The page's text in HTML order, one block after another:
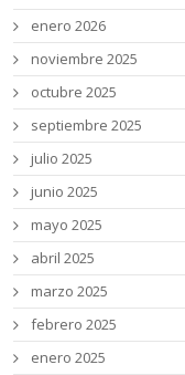
enero 2026
noviembre 2025
octubre 2025
septiembre 2025
julio 2025
junio 2025
mayo 2025
abril 2025
marzo 2025
febrero 2025
enero 2025